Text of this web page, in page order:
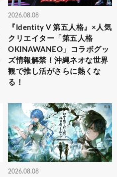
2026.08.08
『Identity V 第五人格』×人気
クリエイター「第五人格
OKINAWANEO」コラボグッ
ズ情報解禁！沖縄ネオな世界
観で推し活がさらに熱くな
る！
2026.08.08